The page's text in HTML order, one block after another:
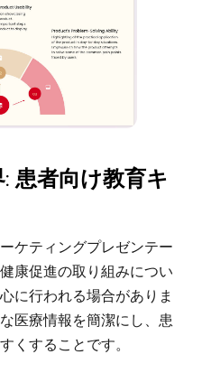
患者向け教育キ
ケティングプレゼンテー
康促進の取り組みについ
に行われる場合がありま
医療情報を簡潔にし、患
くすることです。